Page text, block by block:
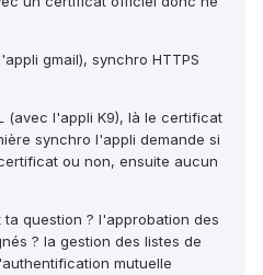
gmail), synchro HTTPS
(avec l'appli K9), là le certificat
synchro l'appli demande si
ou non, ensuite aucun
question ? l'approbation des
? la gestion des listes de
mutuelle